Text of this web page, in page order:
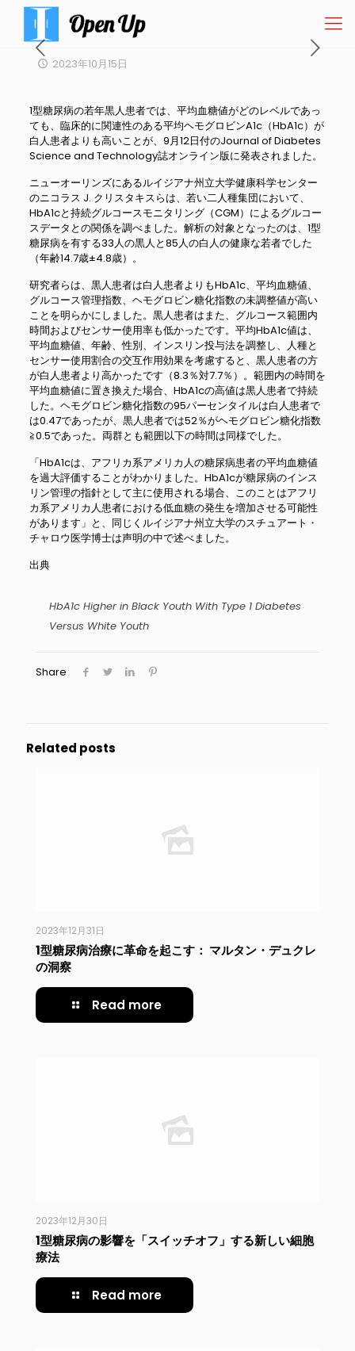
2023年10月15日
1型糖尿病の若年黒人患者では、平均血糖値がどのレベルであっ
ても、臨床的に関連性のある平均ヘモグロビンA1c（HbA1c）が
白人患者よりも高いことが、9月12日付のJournal of Diabetes
Science and Technology誌オンライン版に発表されました。
ニューオーリンズにあるルイジアナ州立大学健康科学センター
のニコラス J. クリスタキスらは、若い二人種集団において、
HbA1cと持続グルコースモニタリング（CGM）によるグルコー
スデータとの関係を調べました。解析の対象となったのは、1型
糖尿病を有する33人の黒人と85人の白人の健康な若者でした
（年齢14.7歳±4.8歳）。
研究者らは、黒人患者は白人患者よりもHbA1c、平均血糖値、
グルコース管理指数、ヘモグロビン糖化指数の未調整値が高い
ことを明らかにしました。黒人患者はまた、グルコース範囲内
時間およびセンサー使用率も低かったです。平均HbA1c値は、
平均血糖値、年齢、性別、インスリン投与法を調整し、人種と
センサー使用割合の交互作用効果を考慮すると、黒人患者の方
が白人患者より高かったです（8.3％対7.7％）。範囲内の時間を
平均血糖値に置き換えた場合、HbA1cの高値は黒人患者で持続
した。ヘモグロビン糖化指数の95パーセンタイルは白人患者で
は0.47であったが、黒人患者では52％がヘモグロビン糖化指数
≧0.5であった。両群とも範囲以下の時間は同様でした。
「HbA1cは、アフリカ系アメリカ人の糖尿病患者の平均血糖値
を過大評価することがわかりました。HbA1cが糖尿病のインス
リン管理の指針として主に使用される場合、このことはアフリ
カ系アメリカ人患者における低血糖の発生を増加させる可能性
があります」と、同じくルイジアナ州立大学のスチュアート・
チャロウ医学博士は声明の中で述べました。
出典
HbA1c Higher in Black Youth With Type 1 Diabetes
Versus White Youth
Share
Related posts
2023年12月31日
1型糖尿病治療に革命を起こす： マルタン・デュクレ
の洞察
Read more
2023年12月30日
1型糖尿病の影響を「スイッチオフ」する新しい細胞
療法
Read more